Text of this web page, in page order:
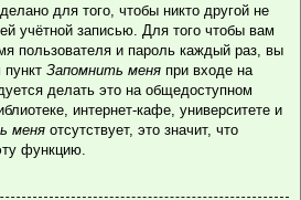
для того, чтобы никто другой не
учётной записью. Для того чтобы вам
пользователя и пароль каждый раз, вы
Запомнить меня при входе на
делать это на общедоступном
интернет-кафе, университете и
меня отсутствует, это значит, что
функцию.